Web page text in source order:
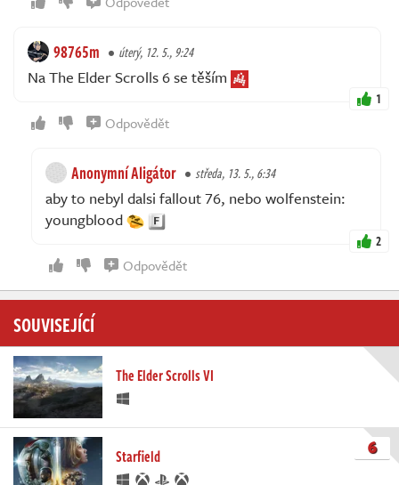
98765m úterý, 12. 5., 9:24
Na The Elder Scrolls 6 se těším
1
Odpovědět
Anonymní Aligátor středa, 13. 5., 6:34
aby to nebyl dalsi fallout 76, nebo wolfenstein:
youngblood
2
Odpovědět
SOUVISEJÍCÍ
The Elder Scrolls VI
Starfield 6